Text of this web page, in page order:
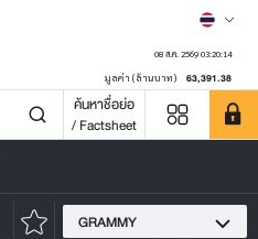
08 ส.ค. 2569 03:20:14
มูลค่า (ล้านบาท) 63,391.38
ค้นหาชื่อย่อ
/ Factsheet
GRAMMY